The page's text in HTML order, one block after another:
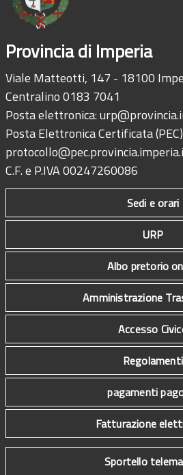
Provincia di Imperia
Viale Matteotti, 147 - 18100
Centralino 0183 7041
Posta elettronica:
Posta Elettronica Certificata
C.F. e P.IVA 00247260086
Sedi e orari
URP
Albo pretorio
Amministrazione
Accesso
Regolamenti
pagamenti
Fatturazione
Sportello